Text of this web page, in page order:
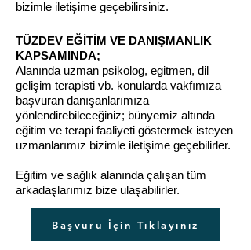
bizimle iletişime geçebilirsiniz.
TÜZDEV EĞİTİM VE DANIŞMANLIK
KAPSAMINDA;
Alanında uzman psikolog, egitmen, dil
gelişim terapisti vb. konularda vakfımıza
başvuran danışanlarımıza
yönlendirebileceğiniz; bünyemiz altında
eğitim ve terapi faaliyeti göstermek isteyen
uzmanlarımız bizimle iletişime geçebilirler.
Eğitim ve sağlık alanında çalışan tüm
arkadaşlarımız bize ulaşabilirler.
Başvuru İçin Tıklayınız